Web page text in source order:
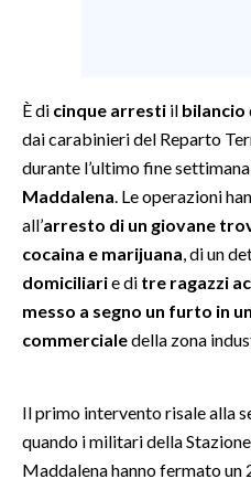
GOSSIP
SARDEGNA TURISMO
SARDI NEL MONDO
NOTIZIE
3 MINUTI CON
È di cinque arresti il bilancio
dai carabinieri del Reparto
durante l’ultimo fine
Maddalena . Le operazioni
all’arresto di un giovane
cocaina e marijuana , di un
domiciliarie di tre ragazzi
messo a segno un furto in
commercialedella zona
Il primo intervento risale alla
quando i militari della
Maddalena hanno fermato un